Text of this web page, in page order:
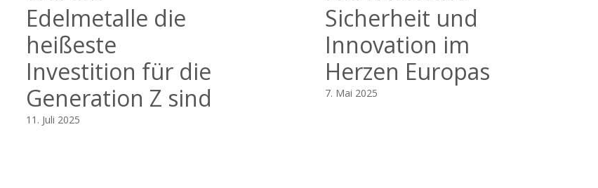
Edelmetalle die
heißeste
Investition für die
Generation Z sind
11. Juli 2025
Sicherheit und
Innovation im
Herzen Europas
7. Mai 2025